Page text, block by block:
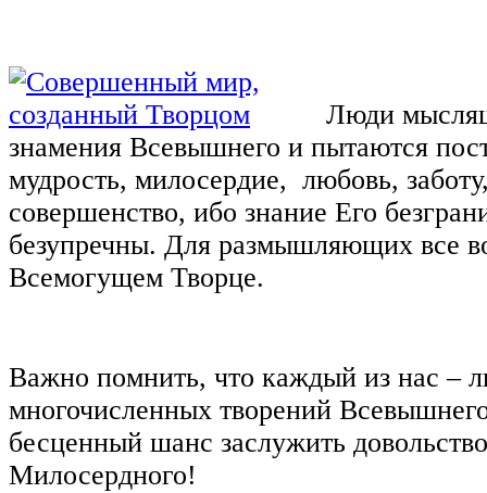
Люди
знамения Всевышнего и пытаются
мудрость, милосердие, любовь,
совершенство, ибо знание Его
безупречны. Для размышляющих все
Всемогущем Творце.
Важно помнить, что каждый из нас ‒
многочисленных творений
бесценный шанс заслужить
Милосердного!